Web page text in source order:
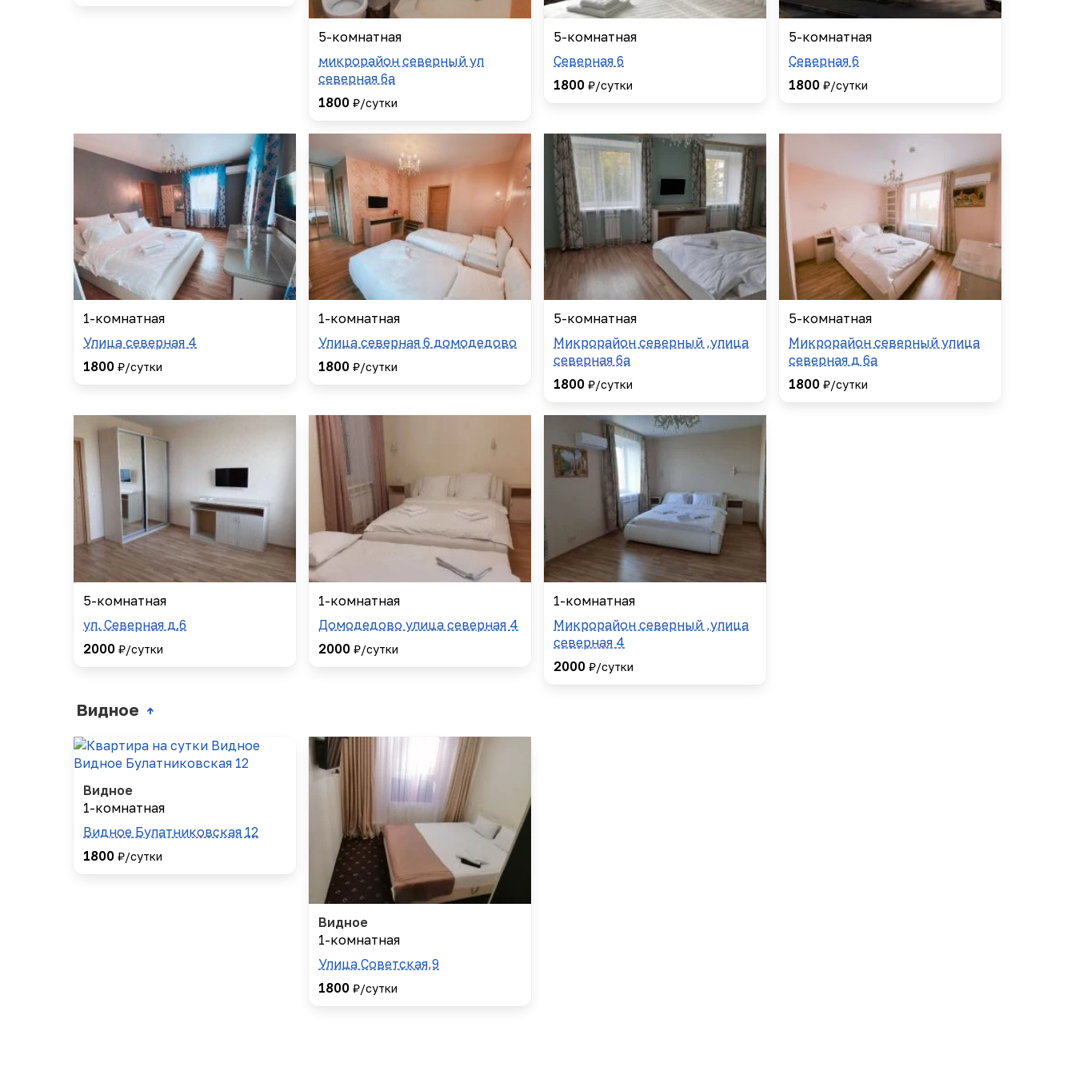
5-комнатная
микрорайон северный ул
северная 6а
1800 ₽/сутки
5-комнатная
Северная 6
1800 ₽/сутки
5-комнатная
Северная 6
1800 ₽/сутки
1-комнатная
Улица северная 4
1800 ₽/сутки
1-комнатная
Улица северная 6 домодедово
1800 ₽/сутки
5-комнатная
Микрорайон северный ,улица
северная 6а
1800 ₽/сутки
5-комнатная
Микрорайон северный улица
северная д 6а
1800 ₽/сутки
5-комнатная
ул. Северная д.6
2000 ₽/сутки
1-комнатная
Домодедово улица северная 4
2000 ₽/сутки
1-комнатная
Микрорайон северный ,улица
северная 4
2000 ₽/сутки
Видное ↑
Видное
1-комнатная
Видное Булатниковская 12
1800 ₽/сутки
Видное
1-комнатная
Улица Советская,9
1800 ₽/сутки